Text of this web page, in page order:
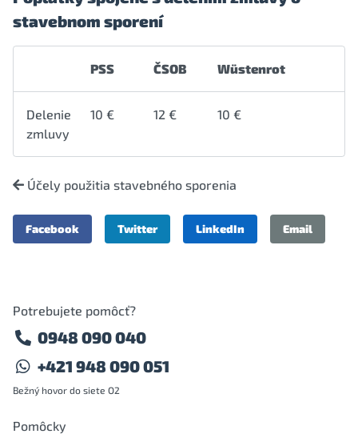
stavebnom sporení
PSS ČSOB Wüstenrot
Delenie
zmluvy
10 € 12 € 10 €
Účely použitia stavebného sporenia
Facebook Twitter LinkedIn Email
Potrebujete pomôcť?
0948 090 040
+421 948 090 051
Bežný hovor do siete O2
Pomôcky